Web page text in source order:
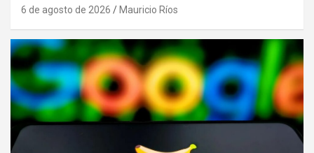
6 de agosto de 2026 Mauricio Ríos